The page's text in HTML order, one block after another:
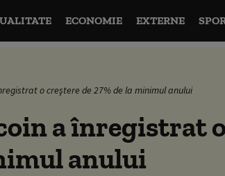
ECONOMIE EXTERNE
o creştere de 27% de la minimul anului
a înregistrat o
anului